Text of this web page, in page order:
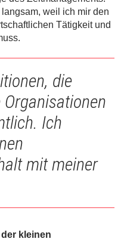
weil ich mir den
Tätigkeit und
die
Ich
mit meiner
kleinen